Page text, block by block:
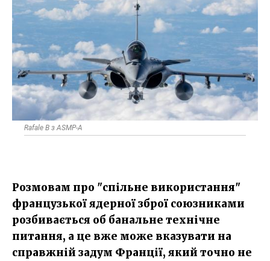
Rafale B з ASMP-A
Розмовам про "спільне використання"
французької ядерної зброї союзниками
розбивається об банальне технічне
питання, а це вже може вказувати на
справжній задум Франції, який точно не